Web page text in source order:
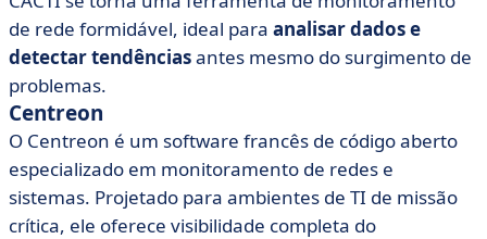
de rede formidável, ideal para analisar dados e
detectar tendênciasantes mesmo do surgimento de
problemas.
Centreon
O Centreon é um software francês de código aberto
especializado em monitoramento de redes e
sistemas. Projetado para ambientes de TI de missão
crítica, ele oferece visibilidade completa do